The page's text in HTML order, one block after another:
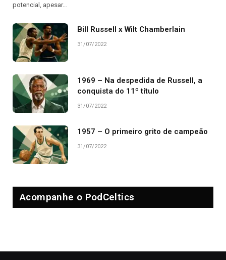
potencial, apesar…
Bill Russell x Wilt Chamberlain
31/07/2022
1969 – Na despedida de Russell, a
conquista do 11º título
31/07/2022
1957 – O primeiro grito de campeão
31/07/2022
Acompanhe o PodCeltics